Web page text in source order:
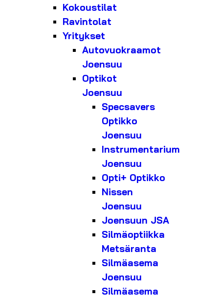
Kokoustilat
Ravintolat
Yritykset
Autovuokraamot
Joensuu
Optikot
Joensuu
Specsavers
Optikko
Joensuu
Instrumentarium
Joensuu
Opti+ Optikko
Nissen
Joensuu
Joensuun JSA
Silmäoptiikka
Metsäranta
Silmäasema
Joensuu
Silmäasema